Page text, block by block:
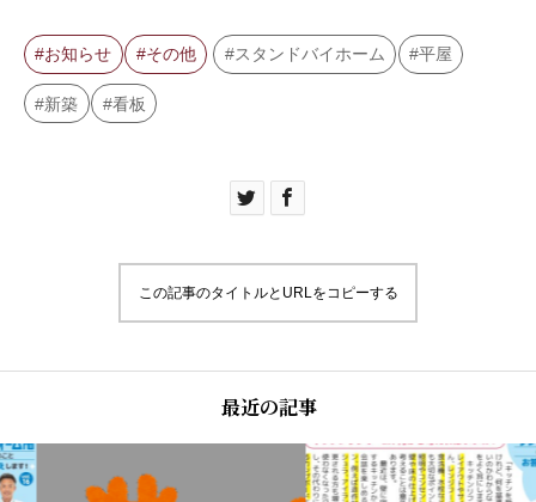
お知らせ その他 スタンドバイホーム 平屋
新築 看板
この記事のタイトルとURLをコピーする
最近の記事